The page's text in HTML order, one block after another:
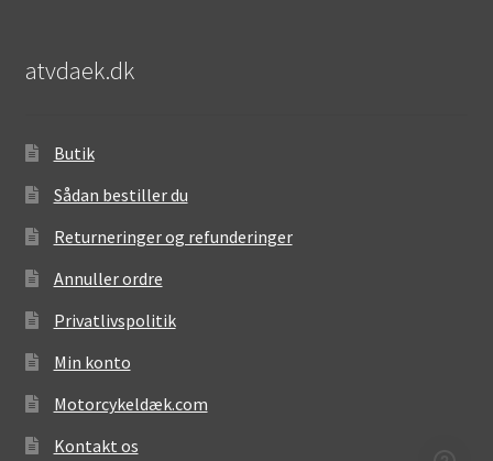
atvdaek.dk
Butik
Sådan bestiller du
Returneringer og refunderinger
Annuller ordre
Privatlivspolitik
Min konto
Motorcykeldæk.com
Kontakt os